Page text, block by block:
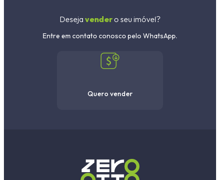
Deseja vendero seu imóvel?
Entre em contato conosco pelo WhatsApp.
Quero vender